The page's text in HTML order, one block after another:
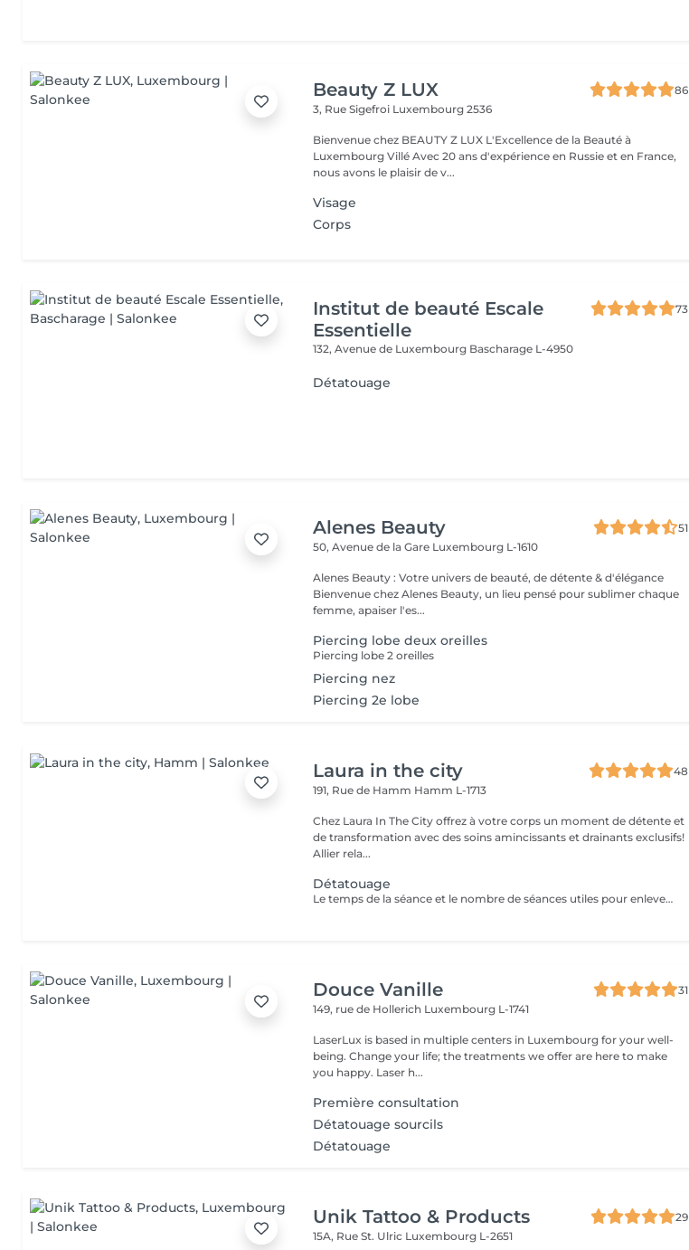
Beauty Z LUX
86
3, Rue Sigefroi Luxembourg 2536
Bienvenue chez BEAUTY Z LUX L'Excellence de la Beauté à
Luxembourg Villé Avec 20 ans d'expérience en Russie et en France,
nous avons le plaisir de v...
Visage
Corps
Institut de beauté Escale
Essentielle
73
132, Avenue de Luxembourg Bascharage L-4950
Détatouage
Alenes Beauty
51
50, Avenue de la Gare Luxembourg L-1610
Alenes Beauty : Votre univers de beauté, de détente & d'élégance
Bienvenue chez Alenes Beauty, un lieu pensé pour sublimer chaque
femme, apaiser l'es...
Piercing lobe deux oreilles
Piercing lobe 2 oreilles
Piercing nez
Piercing 2e lobe
Laura in the city
48
191, Rue de Hamm Hamm L-1713
Chez Laura In The City offrez à votre corps un moment de détente et
de transformation avec des soins amincissants et drainants exclusifs!
Allier rela...
Détatouage
Le temps de la séance et le nombre de séances utiles pour enlever le tatouage sont variables Le détatouage laser est une technique efficace qui fragmente les pigments d'encre sous la peau à l'aide de faisceaux de lumière, permettant ainsi au système immunitaire de les éliminer progressivement. Le processus nécessite généralement plusieurs séances, et son efficacité dépend de divers facteurs. Comment ça marche ? Le laser cible les particules d'encre et les chauffe pour les fragmenter en morceaux plus petits. Ces fragments sont ensuite naturellement évacués par le corps. Différents types de lasers, tels que le laser Picosure ou le laser Q-Switched, sont utilisés pour traiter efficacement différentes couleurs et profondeurs d'encre. Ce qu'il faut savoir Nombre de séances Le nombre de séances varie considérablement. Un tatouage amateur peut nécessiter 3 à 5 séances, tandis qu'un tatouage professionnel peut en exiger 4 à 12, voire plus, pour une disparition complète. Résultats progressifs L'éclaircissement de l'encre est visible après chaque séance, mais le tatouage complet s'estompe progressivement au fil du temps.
Douce Vanille
31
149, rue de Hollerich Luxembourg L-1741
LaserLux is based in multiple centers in Luxembourg for your well-
being. Change your life; the treatments we offer are here to make
you happy. Laser h...
Première consultation
Détatouage sourcils
Détatouage
Unik Tattoo & Products
29
15A, Rue St. Ulric Luxembourg L-2651